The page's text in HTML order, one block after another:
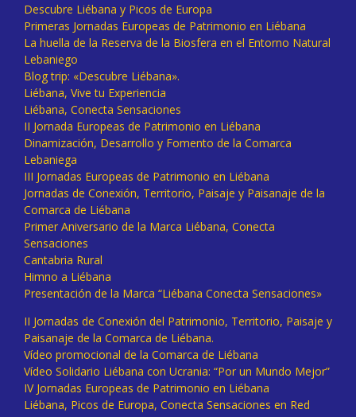
Descubre Liébana y Picos de Europa
Primeras Jornadas Europeas de Patrimonio en Liébana
La huella de la Reserva de la Biosfera en el Entorno Natural
Lebaniego
Blog trip: «Descubre Liébana».
Liébana, Vive tu Experiencia
Liébana, Conecta Sensaciones
II Jornada Europeas de Patrimonio en Liébana
Dinamización, Desarrollo y Fomento de la Comarca
Lebaniega
III Jornadas Europeas de Patrimonio en Liébana
Jornadas de Conexión, Territorio, Paisaje y Paisanaje de la
Comarca de Liébana
Primer Aniversario de la Marca Liébana, Conecta
Sensaciones
Cantabria Rural
Himno a Liébana
Presentación de la Marca “Liébana Conecta Sensaciones»
II Jornadas de Conexión del Patrimonio, Territorio, Paisaje y
Paisanaje de la Comarca de Liébana.
Vídeo promocional de la Comarca de Liébana
Vídeo Solidario Liébana con Ucrania: “Por un Mundo Mejor”
IV Jornadas Europeas de Patrimonio en Liébana
Liébana, Picos de Europa, Conecta Sensaciones en Red